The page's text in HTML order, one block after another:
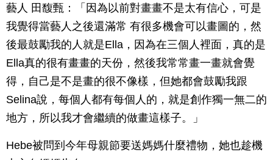
藝人 田馥甄：「因為以前對畫畫不是太有信心，可是
我覺得當藝人之後還滿常 有很多機會可以畫圖的，然
後最鼓勵我的人就是Ella，因為在三個人裡面，真的是
Ella真的很有畫畫的天份，然後我常常畫一畫就會覺
得，自己是不是畫的很不像樣，但她都會鼓勵我跟
Selina說，每個人都有每個人的，就是創作獨一無二的
地方，所以我才會繼續的做畫這樣子。」
Hebe被問到今年母親節要送媽媽什麼禮物，她也趁機